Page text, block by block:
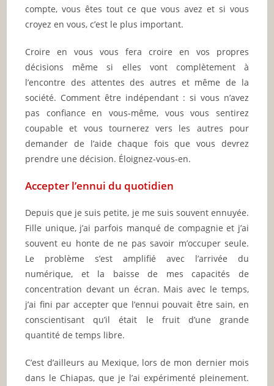
compte, vous êtes tout ce que vous avez et si vous
croyez en vous, c’est le plus important.
Croire en vous vous fera croire en vos propres
décisions même si elles vont complètement à
l’encontre des attentes des autres et même de la
société. Comment être indépendant : si vous n’avez
pas confiance en vous-même, vous vous sentirez
coupable et vous tournerez vers les autres pour
demander de l’aide chaque fois que vous devrez
prendre une décision. Éloignez-vous-en.
Accepter l’ennui du quotidien
Depuis que je suis petite, je me suis souvent ennuyée.
Fille unique, j’ai parfois manqué de compagnie et j’ai
souvent eu honte de ne pas savoir m’occuper seule.
Le problème s’est amplifié avec l’arrivée du
numérique, et la baisse de mes capacités de
concentration devant un écran. Mais avec le temps,
j’ai fini par accepter que l’ennui pouvait être sain, en
conscientisant qu’il était le fruit d’une grande
quantité de temps libre.
C’est d’ailleurs au Mexique, lors de mon dernier mois
dans le Chiapas, que je l’ai expérimenté pleinement.